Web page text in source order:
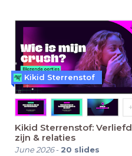
Kikid Sterrenstof: Verliefd
zijn & relaties
June 2026- 20 slides
Kikid Sterrenstof